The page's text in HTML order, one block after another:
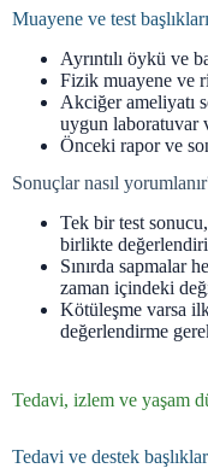
Muayene ve test başlıkları
Ayrıntılı öykü ve
Fizik muayene ve
Akciğer ameliyatı
uygun laboratuvar
Önceki rapor ve
Sonuçlar nasıl
Tek bir test
birlikte
Sınırda sapmalar
zaman içindeki
Kötüleşme varsa
değerlendirme
Tedavi, izlem ve yaşam
Tedavi ve destek